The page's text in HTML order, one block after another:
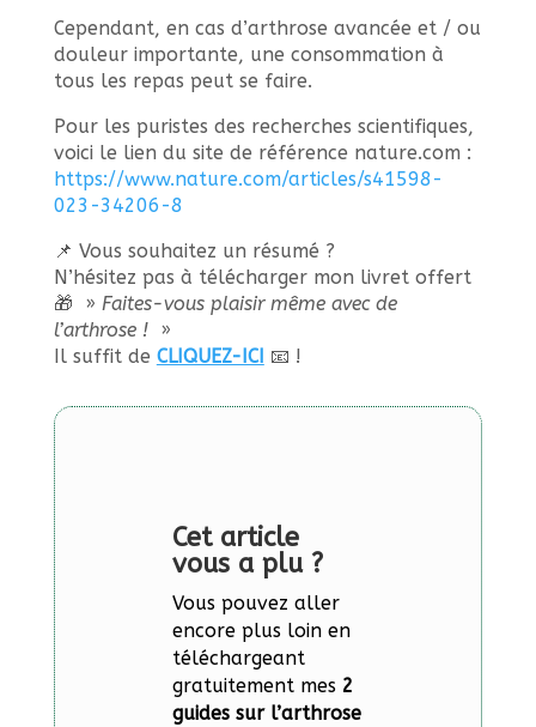
Cependant, en cas d’arthrose avancée et / ou
douleur importante, une consommation à
tous les repas peut se faire.
Pour les puristes des recherches scientifiques,
voici le lien du site de référence nature.com :
https://www.nature.com/articles/s41598-
023-34206-8
📌 Vous souhaitez un résumé ?
N’hésitez pas à télécharger mon livret offert
🎁 » Faites-vous plaisir même avec de
l’arthrose !»
Il suffit de CLIQUEZ-ICI 📧 !
Cet article
vous a plu ?
Vous pouvez aller
encore plus loin en
téléchargeant
gratuitement mes 2
guides sur l’arthrose